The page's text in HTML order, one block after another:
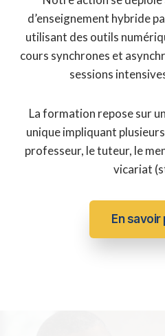
d’enseignement hybride
utilisant des outils
cours synchrones et
sessions
La formation repose sur
unique impliquant
professeur, le tuteur, le
vicariat
En